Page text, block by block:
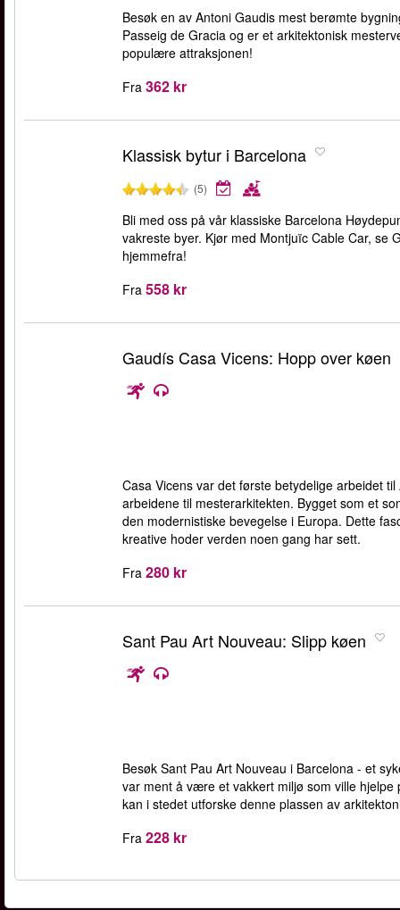
Besøk en av Antoni Gaudis mest berømte
Passeig de Gracia og er et arkitektonisk
populære attraksjonen!
Fra 362 kr
Klassisk bytur i Barcelona
(5)
Bli med oss på vår klassiske Barcelona
vakreste byer. Kjør med Montjuïc Cable Car, se
hjemmefra!
Fra 558 kr
Gaudís Casa Vicens: Hopp over køen
Casa Vicens var det første betydelige arbeidet
arbeidene til mesterarkitekten. Bygget som et
den modernistiske bevegelse i Europa. Dette
kreative hoder verden noen gang har sett.
Fra 280 kr
Sant Pau Art Nouveau: Slipp køen
Besøk Sant Pau Art Nouveau i Barcelona - et
var ment å være et vakkert miljø som ville
kan i stedet utforske denne plassen av
Fra 228 kr